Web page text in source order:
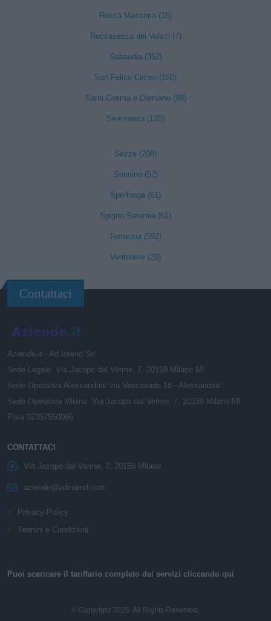
Rocca Massima (16)
Roccasecca dei Volsci (7)
Sabaudia (352)
San Felice Circeo (150)
Santi Cosma e Damiano (98)
Sermoneta (120)
Sezze (200)
Sonnino (52)
Sperlonga (81)
Spigno Saturnia (61)
Terracina (592)
Ventotene (20)
Contattaci
Aziende.it - Ad Intend Srl
Sede Legale: Via Jacopo dal Verme, 7, 20159 Milano MI
Sede Operativa Alessandria: via Vescovado 18 - Alessandria
Sede Operativa Milano: Via Jacopo dal Verme, 7, 20159 Milano MI
P.iva 02357550066
CONTATTACI
Via Jacopo dal Verme, 7, 20159 Milano
aziende@adintend.com
Privacy Policy
Termini e Condizioni
Puoi scaricare il tariffario completo dei servizi cliccando qui
© Copyright 2026. All Rights Reserved.